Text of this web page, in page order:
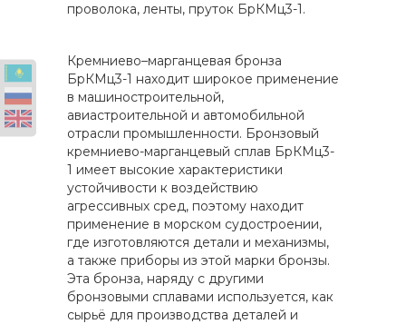
проволока, ленты, пруток БрКМц3-1.
Кремниево–марганцевая бронза
БрКМц3-1 находит широкое применение
в машиностроительной,
авиастроительной и автомобильной
отрасли промышленности. Бронзовый
кремниево-марганцевый сплав БрКМц3-
1 имеет высокие характеристики
устойчивости к воздействию
агрессивных сред, поэтому находит
применение в морском судостроении,
где изготовляются детали и механизмы,
а также приборы из этой марки бронзы.
Эта бронза, наряду с другими
бронзовыми сплавами используется, как
сырьё для производства деталей и